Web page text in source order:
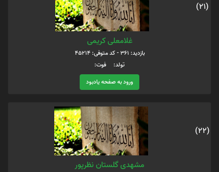
(21)
غلامعلی کریمی
بازدید: 361 - کد متوفی: 45214
تولد: فوت:
ورود به صفحه یادبود
(22)
مشهدی گلستان نظرپور